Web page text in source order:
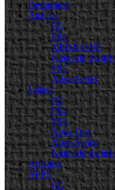
Destacadas
Análisis
PC
PS4
XBOX ONE
Nintendo Switch
PS5
Xbox Series
Videos
PC
PS4
PS5
Xbox One
Xbox Series
Nintendo Switch
Artículos
APPS
PC